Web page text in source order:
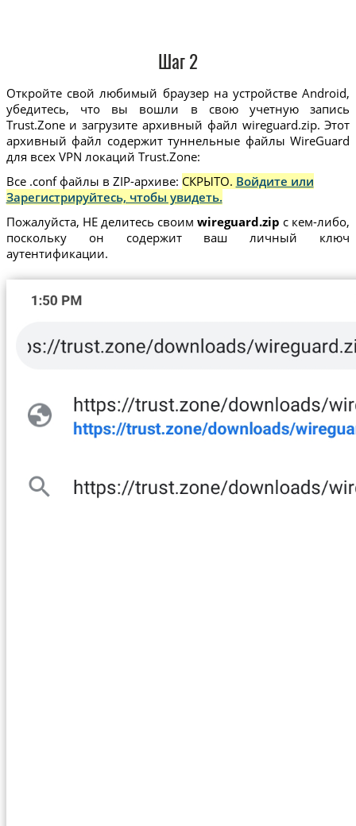
Шаг 2
Откройте свой любимый браузер на устройстве Android,
убедитесь, что вы вошли в свою учетную запись
Trust.Zone и загрузите архивный файл wireguard.zip. Этот
архивный файл содержит туннельные файлы WireGuard
для всех VPN локаций Trust.Zone:
Все .conf файлы в ZIP-архиве: СКРЫТО. Войдите или
Зарегистрируйтесь, чтобы увидеть.
Пожалуйста, НЕ делитесь своимwireguard.zip с кем-либо,
поскольку он содержит ваш личный ключ
аутентификации.